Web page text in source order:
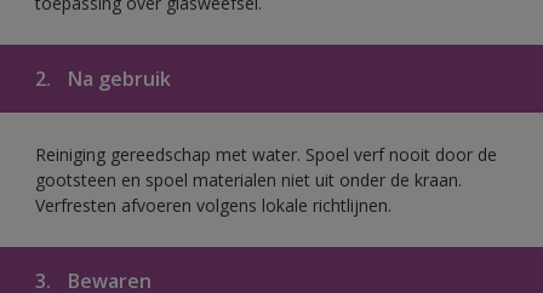
2. Na gebruik
Reiniging gereedschap met water. Spoel verf nooit door de
gootsteen en spoel materialen niet uit onder de kraan.
Verfresten afvoeren volgens lokale richtlijnen.
3. Bewaren